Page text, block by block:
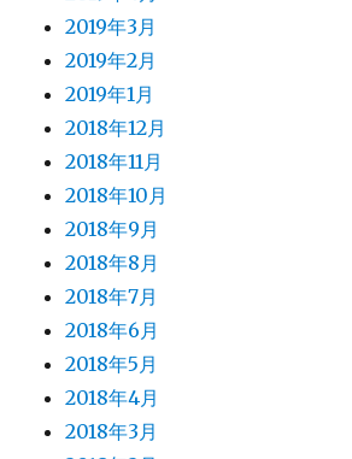
2019年3月
2019年2月
2019年1月
2018年12月
2018年11月
2018年10月
2018年9月
2018年8月
2018年7月
2018年6月
2018年5月
2018年4月
2018年3月